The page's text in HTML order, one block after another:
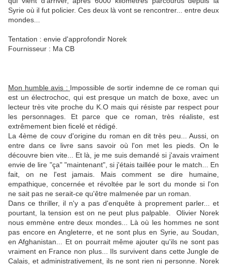
Syrie où il fut policier. Ces deux là vont se rencontrer... entre deux
mondes...
Tentation : envie d'approfondir Norek
Fournisseur : Ma CB
Mon humble avis : Impossible de sortir indemne de ce roman qui
est un électrochoc, qui est presque un match de boxe, avec un
lecteur très vite proche du K.O mais qui résiste par respect pour
les personnages. Et parce que ce roman, très réaliste, est
extrêmement bien ficelé et rédigé.
La 4ème de couv d'origine du roman en dit très peu... Aussi, on
entre dans ce livre sans savoir où l'on met les pieds. On le
découvre bien vite... Et là, je me suis demandé si j'avais vraiment
envie de lire "ça" "maintenant", si j'étais taillée pour le match... En
fait, on ne l'est jamais. Mais comment se dire humaine,
empathique, concernée et révoltée par le sort du monde si l'on
ne sait pas ne serait-ce qu'être malmenée par un roman.
Dans ce thriller, il n'y a pas d'enquête à proprement parler... et
pourtant, la tension est on ne peut plus palpable. Olivier Norek
nous emmène entre deux mondes... Là où les hommes ne sont
pas encore en Angleterre, et ne sont plus en Syrie, au Soudan,
en Afghanistan... Et on pourrait même ajouter qu'ils ne sont pas
vraiment en France non plus... Ils survivent dans cette Jungle de
Calais, et administrativement, ils ne sont rien ni personne. Norek